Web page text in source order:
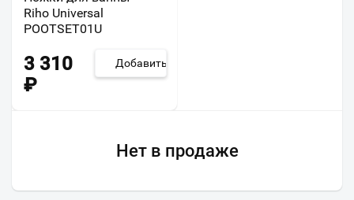
Riho Universal
POOTSET01U
3 310
₽
Добавить
Нет в продаже